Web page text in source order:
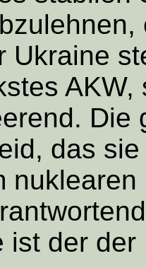
Ukraine
Die
das
ist der der